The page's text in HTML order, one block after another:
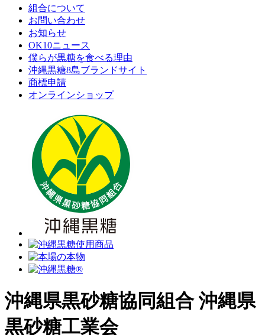
組合について
お問い合わせ
お知らせ
OK10ニュース
僕らが黒糖を食べる理由
沖縄黒糖8島ブランドサイト
商標申請
オンラインショップ
沖縄県黒砂糖協同組合 沖縄県
黒砂糖工業会